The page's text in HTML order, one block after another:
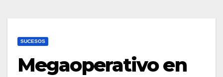
SUCESOS
Megaoperativo en